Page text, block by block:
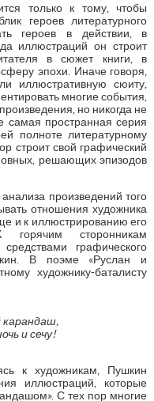
только к тому, чтобы
героев литературного
героев в действии, в
иллюстраций он строит
в сюжет книги, в
эпохи. Иначе говоря,
иллюстративную сюиту,
многие события,
но никогда не
самая пространная серия
полноте литературному
строит свой графический
решающих эпизодов
произведений того
отношения художника
и к иллюстрированию его
горячим сторонникам
графического
В поэме «Руслан и
художнику-баталисту
карандаш,
и сечу!
к художникам, Пушкин
иллюстраций, которые
С тех пор многие